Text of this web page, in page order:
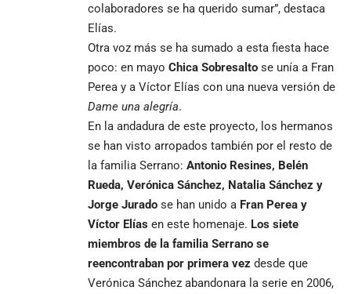
colaboradores se ha querido sumar”, destaca
Elías.
Otra voz más se ha sumado a esta fiesta hace
poco: en mayo Chica Sobresalto se unía a Fran
Perea y a Víctor Elías con una nueva versión de
Dame una alegría.
En la andadura de este proyecto, los hermanos
se han visto arropados también por el resto de
la familia Serrano: Antonio Resines, Belén
Rueda, Verónica Sánchez, Natalia Sánchez y
Jorge Jurado se han unido a Fran Perea y
Víctor Elías en este homenaje. Los siete
miembros de la familia Serrano se
reencontraban por primera vez desde que
Verónica Sánchez abandonara la serie en 2006,